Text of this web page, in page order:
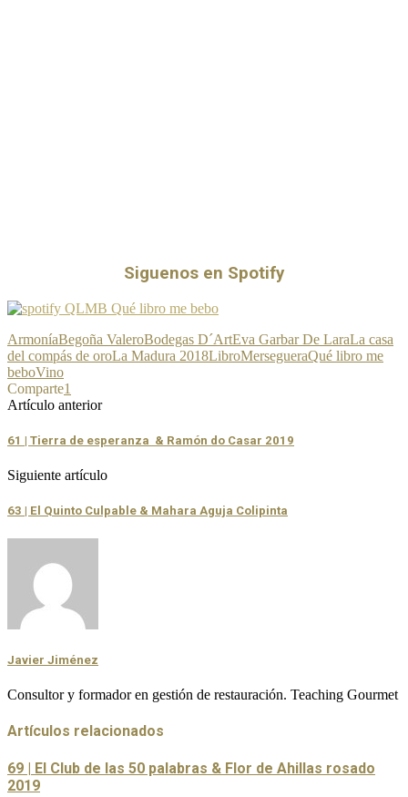
Siguenos en Spotify
ArmoníaBegoña ValeroBodegas D´ArtEva Garbar De LaraLa casa
del compás de oroLa Madura 2018LibroMersegueraQué libro me
beboVino
Comparte1
Artículo anterior
61 | Tierra de esperanza & Ramón do Casar 2019
Siguiente artículo
63 | El Quinto Culpable & Mahara Aguja Colipinta
Javier Jiménez
Consultor y formador en gestión de restauración. Teaching Gourmet
Artículos relacionados
69 | El Club de las 50 palabras & Flor de Ahillas rosado
2019